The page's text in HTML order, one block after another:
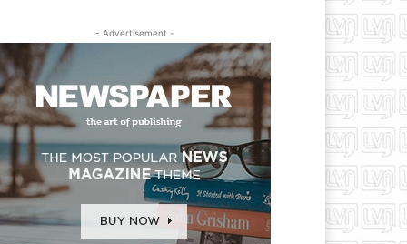
- Advertisement -